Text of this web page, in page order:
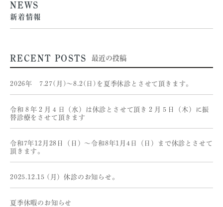
NEWS
新着情報
RECENT POSTS 最近の投稿
2026年 7.27(月)〜8.2(日)を夏季休診とさせて頂きます。
令和８年２月４日（水）は休診とさせて頂き２月５日（木）に振
替診療をさせて頂きます
令和7年12月28日（日）〜令和8年1月4日（日）まで休診とさせて
頂きます。
2025.12.15 (月）休診のお知らせ。
夏季休暇のお知らせ